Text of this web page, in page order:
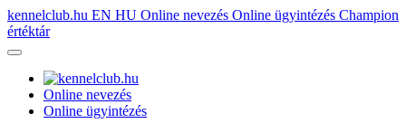
kennelclub.hu EN HU Online nevezés Online ügyintézés Champion
értéktár
Online nevezés
Online ügyintézés